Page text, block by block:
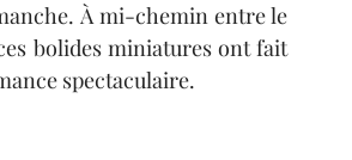
À mi-chemin entre le
bolides miniatures ont fait
spectaculaire.